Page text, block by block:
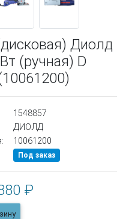
Диолд
(ручная) D
1548857
ДИОЛД
10061200
Под заказ
₽